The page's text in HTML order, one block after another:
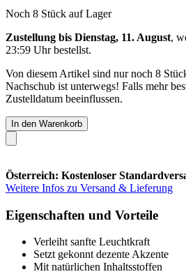
Noch 8 Stück auf Lager
Zustellung bis Dienstag, 11. August,
23:59 Uhrbestellst.
Von diesem Artikel sind nur noch 8
Nachschub ist unterwegs! Falls mehr
Zustelldatum beeinflussen.
In den Warenkorb
Österreich: Kostenloser
Weitere Infos zu Versand & Lieferung
Eigenschaften und Vorteile
Verleiht sanfte Leuchtkraft
Setzt gekonnt dezente Akzente
Mit natürlichen Inhaltsstoffen